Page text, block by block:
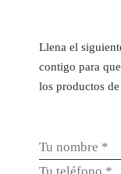
Llena el
contigo para
los productos